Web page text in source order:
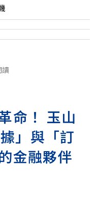
命！ 玉山
」與「訂
金融夥伴